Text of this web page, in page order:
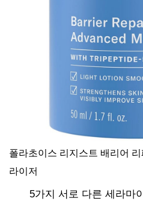
폴라초이스 리지스트 배리어
라이저
5가지 서로 다른 세라마